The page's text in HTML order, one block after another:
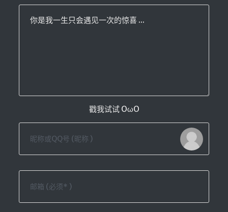
你是我一生只会遇见一次的惊喜 ...
戳我试试 OωO